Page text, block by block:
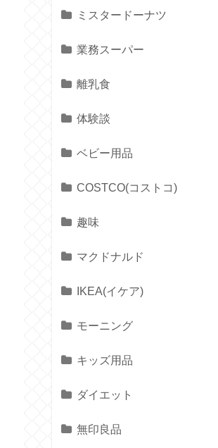
ミスタードーナツ
業務スーパー
離乳食
体験談
ベビー用品
COSTCO(コストコ)
趣味
マクドナルド
IKEA(イケア)
モーニング
キッズ用品
ダイエット
無印良品